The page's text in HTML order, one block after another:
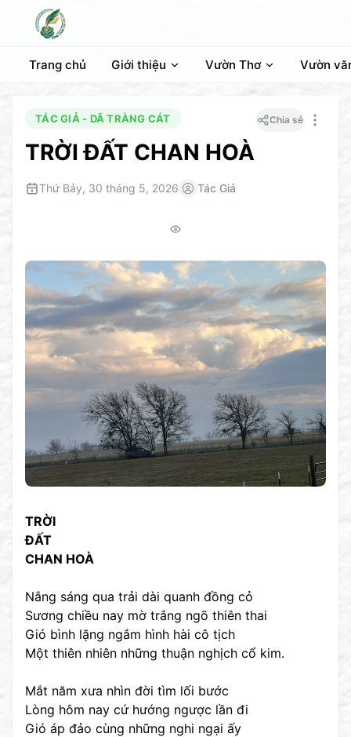
Trang chủ Giới thiệu Vườn Thơ Vườn
TÁC GIẢ - DÃ TRÀNG CÁT
TRỜI ĐẤT CHAN HOÀ
Chia sẻ
Thứ Bảy, 30 tháng 5, 2026 Tác Giả
TRỜI
ĐẤT
CHAN HOÀ
Nắng sáng qua trải dài quanh đồng cỏ
Sương chiều nay mờ trắng ngõ thiên thai
Gió bình lặng ngắm hình hài cô tịch
Một thiên nhiên những thuận nghịch cổ kim.
Mắt năm xưa nhìn đời tìm lối bước
Lòng hôm nay cứ hướng ngược lần đi
Gió áp đảo cùng những nghi ngại ấy